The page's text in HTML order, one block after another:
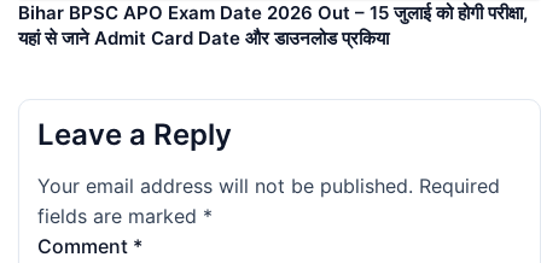
Bihar BPSC APO Exam Date 2026 Out – 15 जुलाई को होगी परीक्षा,
यहां से जाने Admit Card Date और डाउनलोड प्रकिया
Leave a Reply
Your email address will not be published. Required
fields are marked *
Comment *